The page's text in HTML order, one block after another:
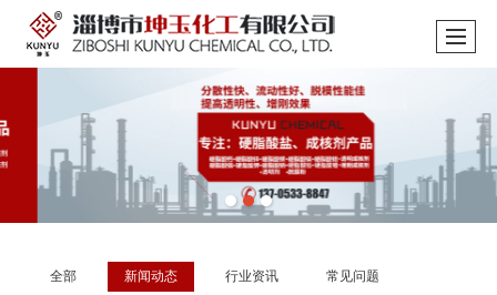
全部 新闻动态 行业资讯 常见问题